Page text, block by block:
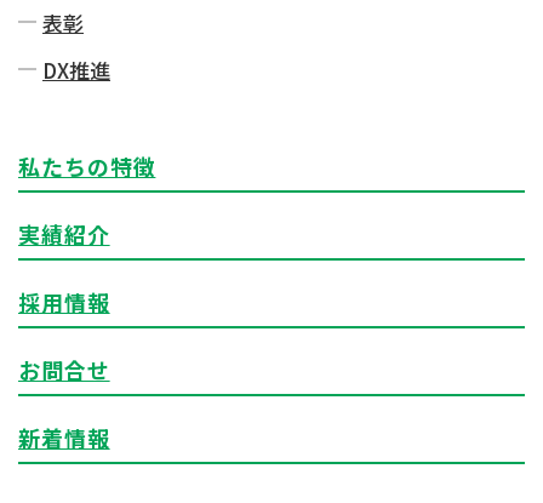
表彰
DX推進
私たちの特徴
実績紹介
採用情報
お問合せ
新着情報